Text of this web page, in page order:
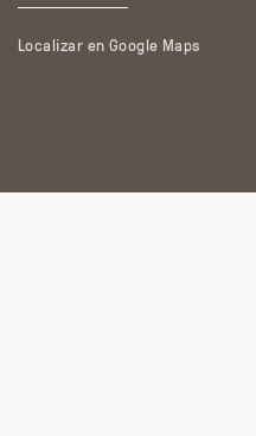
Localizar en Google Maps